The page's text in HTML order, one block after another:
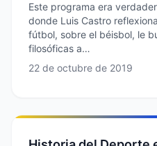
Este programa era
donde Luis Castro
fútbol, sobre el béisbol, le
filosóficas a…
22 de octubre de 2019